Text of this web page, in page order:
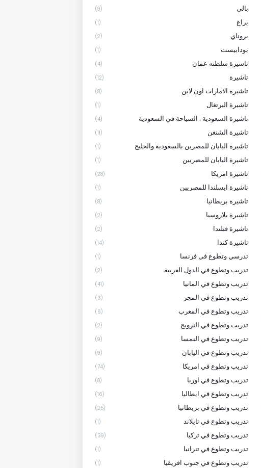
بالي (9)
براغ (1)
بروناي (2)
بودابيست (1)
تاسيرة سلطنه عمان (4)
تاشيرة (12)
تاشيرة الامارات اون لاين (8)
تاشيرة البرتغال (1)
تاشيرة السعودية . السياحة في السعودية (4)
تاشيرة الشنغن (11)
تاشيرة اليابان للمصرين بالسعودية والخليج (1)
تاشيرة اليابان للمصريين (1)
تاشيرة امريكا (28)
تاشيرة ايسلندا للمصريين (1)
تاشيرة بريطانيا (8)
تاشيرة بلاروسيا (2)
تاشيرة فنلندا (2)
تاشيرة كندا (14)
تدرسي وتطوع فى فرنسا (1)
تدريب وتطوع في الدول العربية (2)
تدريب وتطوع في المانيا (41)
تدريب وتطوع في المجر (3)
تدريب وتطوع في المغرب (6)
تدريب وتطوع في النرويج (2)
تدريب وتطوع في النمسا (9)
تدريب وتطوع في اليابان (9)
تدريب وتطوع في امريكا (74)
تدريب وتطوع في اوربا (8)
تدريب وتطوع في ايطاليا (16)
تدريب وتطوع في بريطانيا (25)
تدريب وتطوع في تايلاند (1)
تدريب وتطوع في تركيا (39)
تدريب وتطوع في تنزانيا (1)
تدريب وتطوع في جنوب افريقيا (1)